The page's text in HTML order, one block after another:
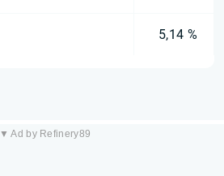
5,14 %
▼ Ad by Refinery89